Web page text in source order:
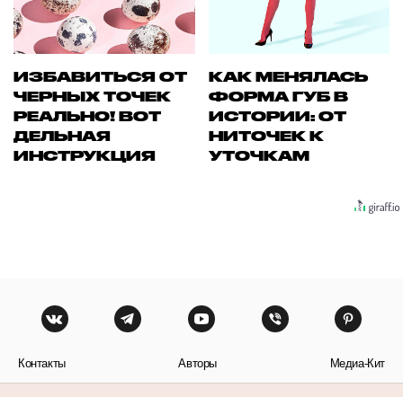
ИЗБАВИТЬСЯ ОТ
ЧЕРНЫХ ТОЧЕК
РЕАЛЬНО! ВОТ
ДЕЛЬНАЯ
ИНСТРУКЦИЯ
КАК МЕНЯЛАСЬ
ФОРМА ГУБ В
ИСТОРИИ: ОТ
НИТОЧЕК К
УТОЧКАМ
Контакты Авторы Медиа-Кит